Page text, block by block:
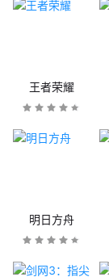
王者荣耀
明日方舟